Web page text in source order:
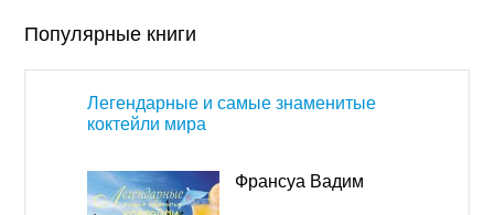
Популярные книги
Легендарные и самые знаменитые
коктейли мира
Франсуа Вадим